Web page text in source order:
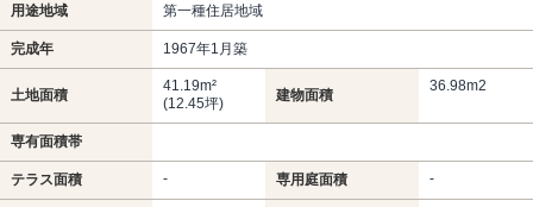
用途地域 第一種住居地域
完成年 1967年1月築
土地面積
41.19m²
(12.45坪)
建物面積
36.98m2
専有面積帯
テラス面積 - 専用庭面積 -